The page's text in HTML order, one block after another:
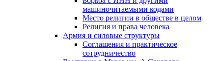
машиночитаемыми кодами
Место религии в обществе в целом
Религия и права человека
Армия и силовые структуры
Соглашения и практическое
сотрудничество